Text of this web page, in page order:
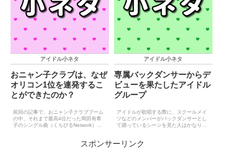
アイドル小ネタ
おニャン子クラブは、なぜ
オリコン1位を連発するこ
とができたのか？
前回の記事で、おニャン子クラブブーム
の中、それまで最高4位だった岡田有希
子のシングル曲（くちびるNetwork）が
た。しかし、よくよく考えればデビュー
アイドル小ネタ
専属バックダンサーからデ
ビューを果たしたアイドル
グループ
アイドルが歌唱する際に、スクールメイ
ツなどのメンバーがバックダンサーとし
て踊っているシーンを見た人はかなり多
ともあり、その中からは後にアイドルグ
スポンサーリンク